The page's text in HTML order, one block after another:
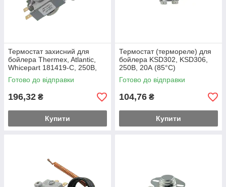
Термостат захисний для
бойлера Thermex, Atlantic,
Whicepart 181419-С, 250В,
20А (85°C)
Готово до відправки
196,32 ₴
Купити
Термостат (термореле) для
бойлера KSD302, KSD306,
250В, 20А (85°C)
Готово до відправки
104,76 ₴
Купити